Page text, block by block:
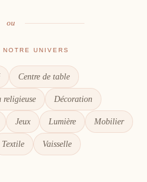
ou
NOTRE UNIVERS
Centre de table
religieuse Décoration
Jeux Lumière Mobilier
Textile Vaisselle